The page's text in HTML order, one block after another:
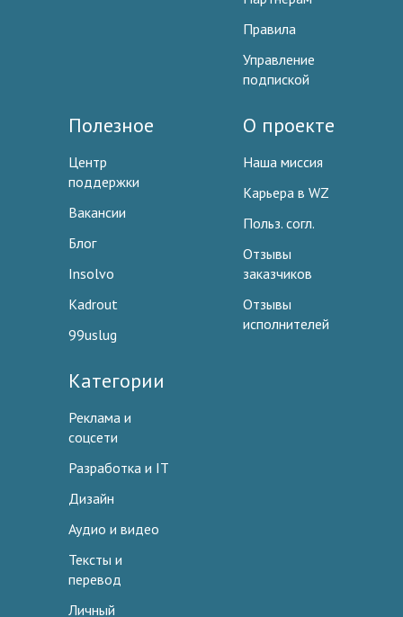
Правила
Управление
подпиской
Полезное
Центр
поддержки
Вакансии
Блог
Insolvo
Kadrout
99uslug
О проекте
Наша миссия
Карьера в WZ
Польз. согл.
Отзывы
заказчиков
Отзывы
исполнителей
Категории
Реклама и
соцсети
Разработка и IT
Дизайн
Аудио и видео
Тексты и
перевод
Личный